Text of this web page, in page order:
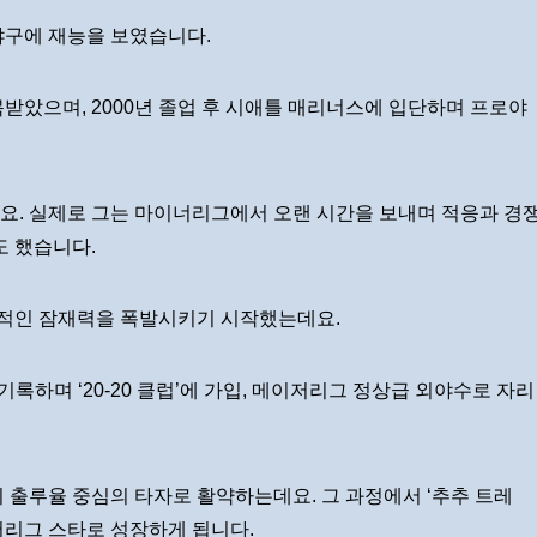
에 재능을 보였습니다.
았으며, 2000년 졸업 후 시애틀 매리너스에 입단하며 프로야
. 실제로 그는 마이너리그에서 오랜 시간을 보내며 적응과 경
했습니다.
인 잠재력을 폭발시키기 시작했는데요.
하며 ‘20-20 클럽’에 가입, 메이저리그 정상급 외야수로 자리
루율 중심의 타자로 활약하는데요. 그 과정에서 ‘추추 트레
그 스타로 성장하게 됩니다.